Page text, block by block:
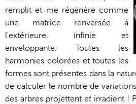
remplit et me régénère comme
une matrice renversée à
l'extérieure, infinie et
enveloppante. Toutes les
harmonies colorées et toutes les
formes sont présentes dans la
de calculer le nombre de
des arbres projettent et irradient !